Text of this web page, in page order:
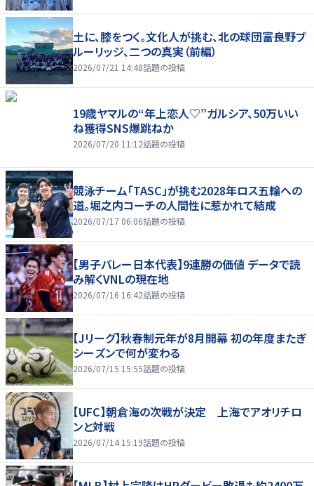
土に、膝をつく。文化人が挑む、北の球団――富良野ブ
ルーリッジ、二つの真実（前編）
2026/07/21 14:48話題の投稿
19歳ヤマルの“年上恋人♡”ガルシア、50万いい
ね獲得SNS爆跳ねか
2026/07/20 11:12話題の投稿
競泳チーム「TASC」が挑む2028年ロス五輪への
道。堀之内コーチの人間性に惹かれて結成
2026/07/17 06:06話題の投稿
【男子バレー日本代表】9連勝の価値 データで読
み解くVNLの現在地
2026/07/16 16:42話題の投稿
【Jリーグ】秋春制元年が8月開幕 初の年度またぎ
シーズンで何が変わる
2026/07/15 15:55話題の投稿
【UFC】朝倉海の次戦が決定 上海でアオリチロ
ンと対戦
2026/07/14 15:19話題の投稿